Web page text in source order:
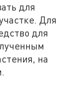
для
Для
для
на